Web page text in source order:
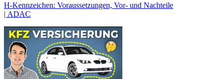
H-Kennzeichen: Voraussetzungen, Vor- und Nachteile
| ADAC